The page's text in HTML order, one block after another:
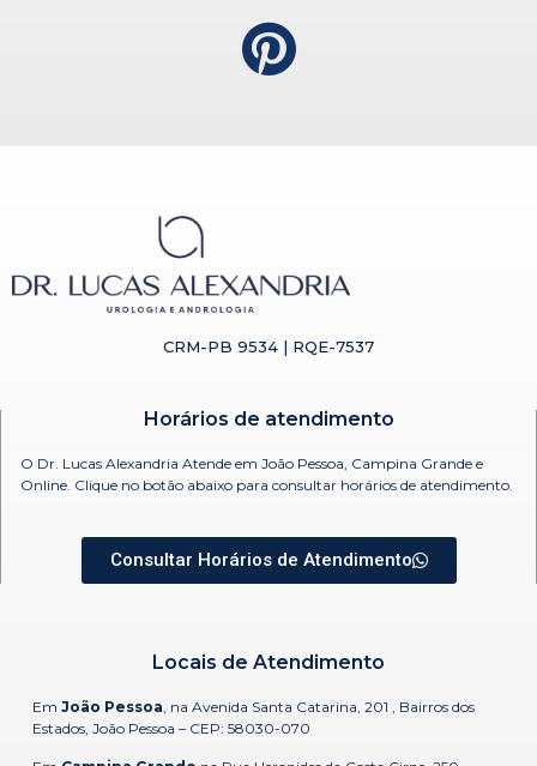
CRM-PB 9534 | RQE-7537
Horários de atendimento
O Dr. Lucas Alexandria Atende em João Pessoa, Campina Grande e
Online. Clique no botão abaixo para consultar horários de atendimento.
Consultar Horários de Atendimento
Locais de Atendimento
Em João Pessoa, na Avenida Santa Catarina, 201 , Bairros dos
Estados, João Pessoa –CEP: 58030-070